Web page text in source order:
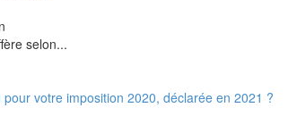
selon...
votre imposition 2020, déclarée en 2021 ?